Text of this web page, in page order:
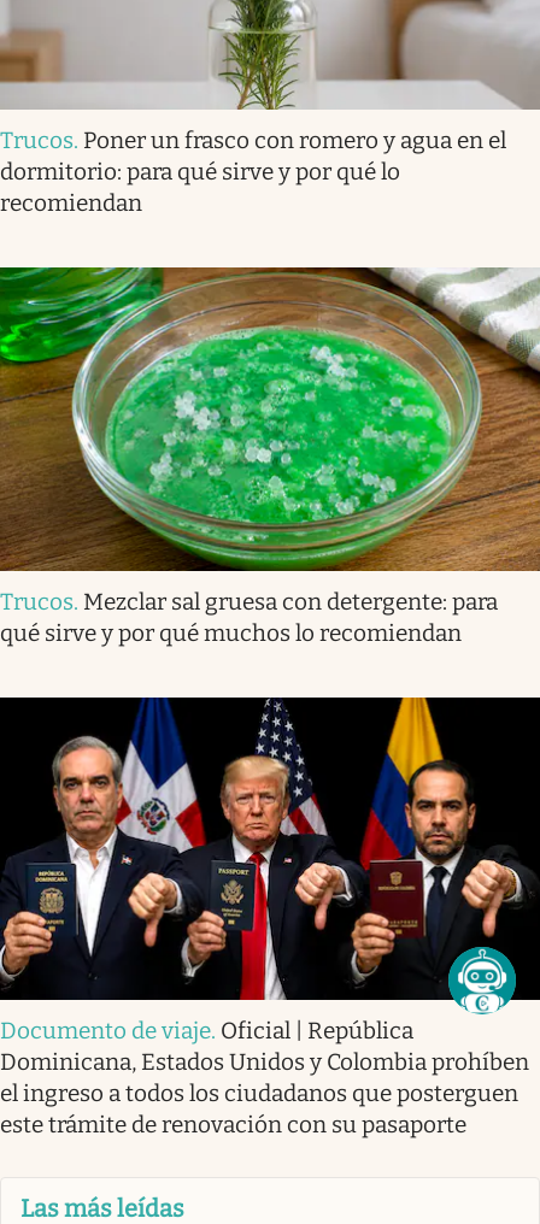
Trucos. Poner un frasco con romero y agua en el
dormitorio: para qué sirve y por qué lo
recomiendan
Trucos. Mezclar sal gruesa con detergente: para
qué sirve y por qué muchos lo recomiendan
Documento de viaje. Oficial | República
Dominicana, Estados Unidos y Colombia prohíben
el ingreso a todos los ciudadanos que posterguen
este trámite de renovación con su pasaporte
Las más leídas